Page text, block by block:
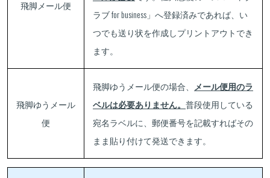
飛脚メール便
ラブ for business」へ登録済みであれば、い
つでも送り状を作成しプリントアウトでき
ます。
飛脚ゆうメール
便
飛脚ゆうメール便の場合、
メール便用のラ
ベルは必要ありません。 普段使用している
宛名ラベルに、郵便番号を記載すればその
まま貼り付けて発送できます。